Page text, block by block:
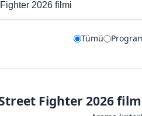
Tümü
Fighter 2026